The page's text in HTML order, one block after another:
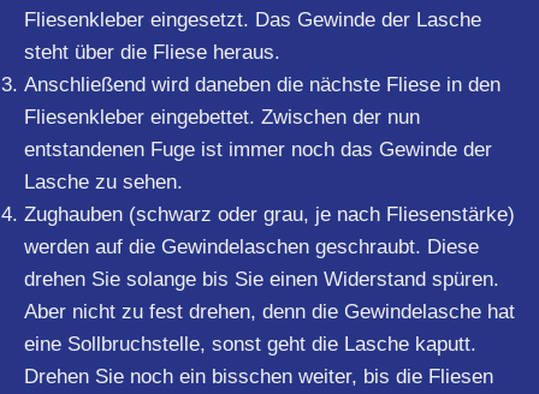
Fliesenkleber eingesetzt. Das Gewinde der Lasche
steht über die Fliese heraus.
Anschließend wird daneben die nächste Fliese in den
Fliesenkleber eingebettet. Zwischen der nun
entstandenen Fuge ist immer noch das Gewinde der
Lasche zu sehen.
Zughauben (schwarz oder grau, je nach Fliesenstärke)
werden auf die Gewindelaschen geschraubt. Diese
drehen Sie solange bis Sie einen Widerstand spüren.
Aber nicht zu fest drehen, denn die Gewindelasche hat
eine Sollbruchstelle, sonst geht die Lasche kaputt.
Drehen Sie noch ein bisschen weiter, bis die Fliesen